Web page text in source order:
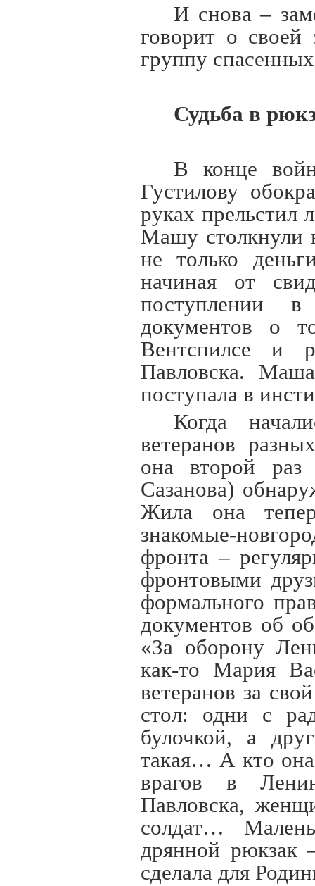
И снова –
говорит о своей
группу
Судьба в
В конце
Густилову
руках прельстил
Машу столкнули
не только
начиная от
поступлении
документов о
Вентспилсе и
Павловска.
поступала в
Когда
ветеранов
она второй
Сазанова)
Жила она
знакомые-
фронта –
фронтовыми
формального
документов об
«За оборону
как-то Мария
ветеранов за
стол: одни с
булочкой, а
такая… А кто
врагов в
Павловска,
солдат…
дрянной рюкзак
сделала для